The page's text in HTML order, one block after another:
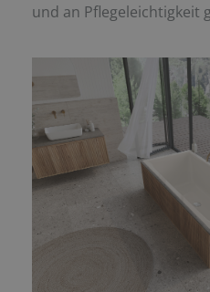
und an Pflegeleichtigkeit